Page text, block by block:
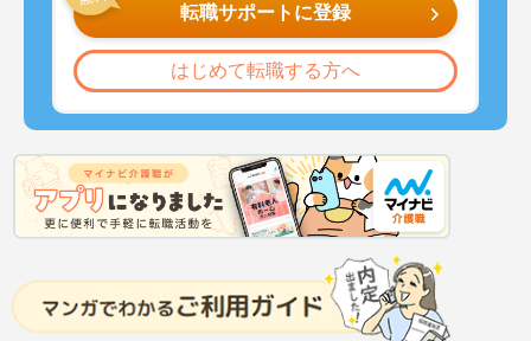
転職サポートに登録
はじめて転職する方へ